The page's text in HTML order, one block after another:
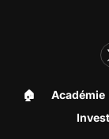
🏠︎ Académie